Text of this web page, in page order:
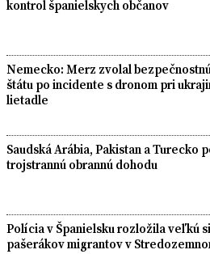
kontrol španielskych občanov
Nemecko: Merz zvolal
štátu po incidente s dronom pri
lietadle
Saudská Arábia, Pakistan a Turecko
trojstrannú obrannú dohodu
Polícia v Španielsku rozložila veľkú
pašerákov migrantov v